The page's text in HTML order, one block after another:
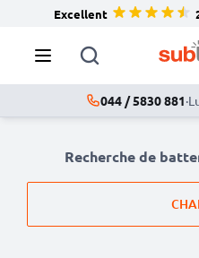
Excellent
044 / 5830 881·
Recherche de